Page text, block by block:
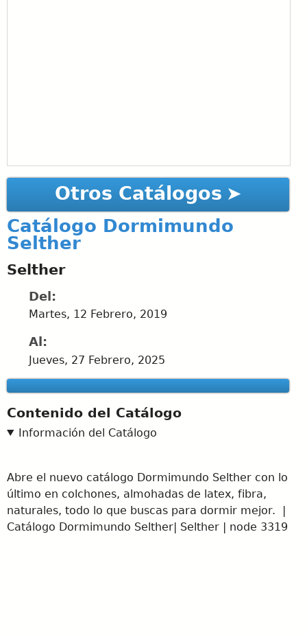
Otros Catálogos
Catálogo Dormimundo
Selther
Selther
Del:
Martes, 12 Febrero, 2019
Al:
Jueves, 27 Febrero, 2025
Contenido del Catálogo
Información del Catálogo
Abre el nuevo catálogo Dormimundo Selther con lo
último en colchones, almohadas de latex, fibra,
naturales, todo lo que buscas para dormir mejor. |
Catálogo Dormimundo Selther| Selther | node 3319